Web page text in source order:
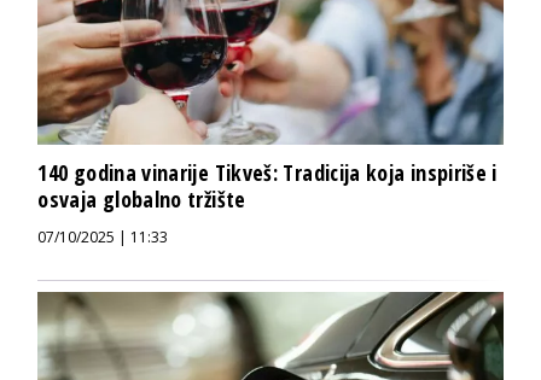
140 godina vinarije Tikveš: Tradicija koja inspiriše i
osvaja globalno tržište
07/10/2025 | 11:33